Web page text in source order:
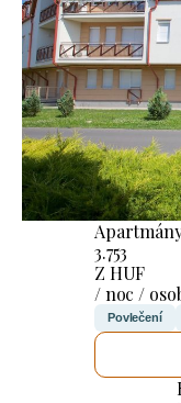
3.753
Z HUF
/ noc /
Povlečení